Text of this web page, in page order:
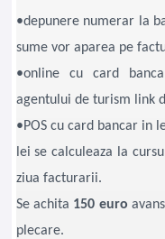
•depunere numerar la
sume vor aparea
•online cu card
agentului de turism link
•POS cu card bancar in
lei se calculeaza la
ziua facturarii.
Se achita 150 euro
plecare.